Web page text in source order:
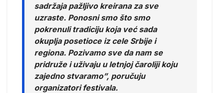
sadržaja pažljivo kreirana za sve
uzraste. Ponosni smo što smo
pokrenuli tradiciju koja već sada
okuplja posetioce iz cele Srbije i
regiona. Pozivamo sve da nam se
pridruže i uživaju u letnjoj čaroliji koju
zajedno stvaramo”, poručuju
organizatori festivala.